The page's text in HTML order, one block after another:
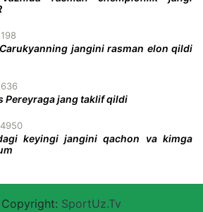
198
jangini rasman elon qildi
636
Pereyraga jang taklif qildi
4950
keyingi jangini qachon va kimga
SportUz.Tv